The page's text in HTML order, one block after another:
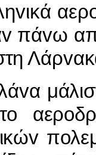
πάvω